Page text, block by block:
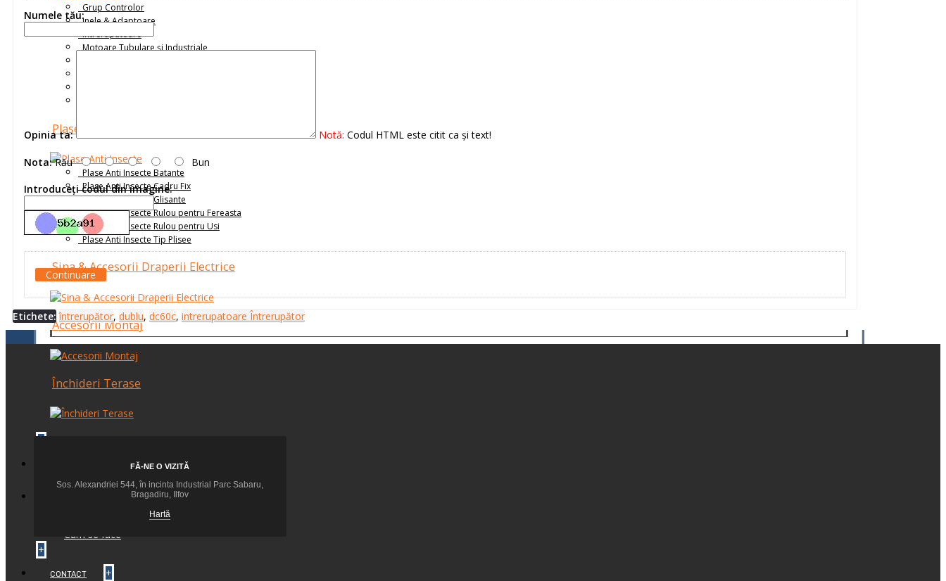
Grup Controlor
Inele & Adaptoare
Intrerupatoare
Motoare Tubulare și Industriale
Plase Anti Insecte
Plase Anti Insecte Batante
Plase Anti Insecte Cadru Fix
Plase Anti Insecte Glisante
Plase Anti Insecte Rulou pentru Fereasta
Plase Anti Insecte Rulou pentru Usi
Plase Anti Insecte Tip Plisee
Sina & Accesorii Draperii Electrice
Accesorii Montaj
Închideri Terase
Setari si Montaje Automatizari
Cum se face
+
CONTACT +
Numele tău:
Opinia ta: Notă: Codul HTML este citit ca şi text!
Nota: Rău
Bun
Introduceţi codul din imagine:
Continuare
Etichete: întrerupător, dublu, dc60c, intrerupatoare Întrerupător
FĂ-NE O VIZITĂ
Sos. Alexandriei 544, în incinta Industrial Parc Sabaru,
Bragadiru, Ilfov
Hartă